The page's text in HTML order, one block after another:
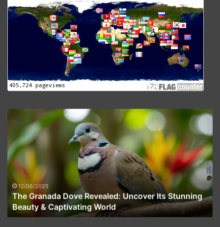
Granada
Dove
Revealed:
Uncover
Its
Stunning
Beauty
Captivating
World
12/06/2025
The Granada Dove Revealed: Uncover Its Stunning
Beauty & Captivating World